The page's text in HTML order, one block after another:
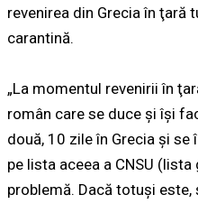
revenirea din Grecia în ţară
carantină.
„La momentul revenirii în
român care se duce şi îşi
două, 10 zile în Grecia şi se
pe lista aceea a CNSU
problemă. Dacă totuşi